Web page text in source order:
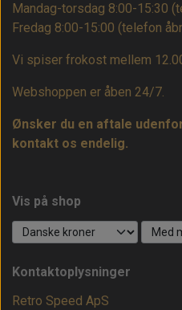
Mandag-torsdag 8:00-15:30
Fredag 8:00-15:00 (telefon
Vi spiser frokost mellem
Webshoppen er åben 24/7.
Ønsker du en aftale
kontakt os endelig.
Vis på shop
Kontaktoplysninger
Retro Speed ApS